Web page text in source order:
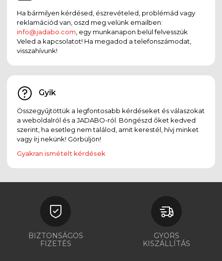
Ha bármilyen kérdésed, észrevételed, problémád vagy
reklamációd van, oszd meg velünk emailben:
info@jadabo.com , egy munkanapon belül felvesszük
Veled a kapcsolatot! Ha megadod a telefonszámodat,
visszahívunk!
Gyik
Összegyűjtöttük a legfontosabb kérdéseket és válaszokat
a weboldalról és a JADABO-ról. Böngészd őket kedved
szerint, ha esetleg nem találod, amit kerestél, hívj minket
vagy írj nekünk! Görbüljön!
Gyakran ismételt kérdések
BIZTONSÁGOS
FIZETÉS
GYORS
KISZÁLLÍTÁS